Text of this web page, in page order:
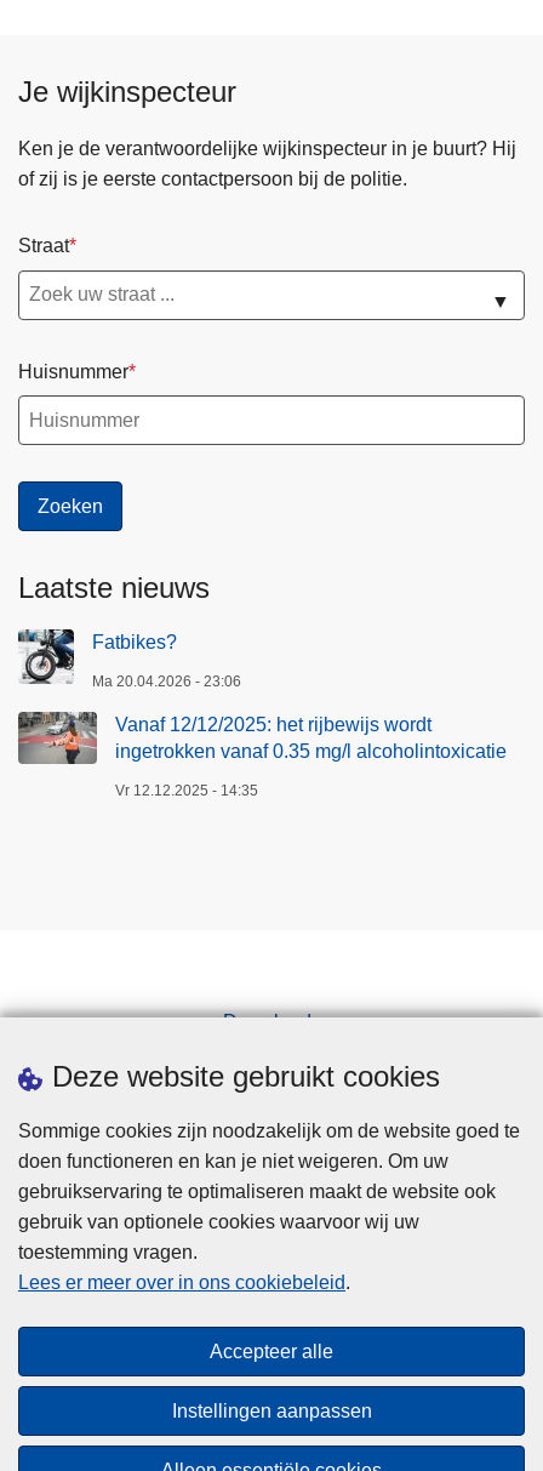
Deze website gebruikt cookies
Sommige cookies zijn noodzakelijk om de website goed te
doen functioneren en kan je niet weigeren. Om uw
gebruikservaring te optimaliseren maakt de website ook
gebruik van optionele cookies waarvoor wij uw
toestemming vragen.
Lees er meer over in ons cookiebeleid.
Accepteer alle
Instellingen aanpassen
Je wijkinspecteur
Ken je de verantwoordelijke wijkinspecteur in je buurt? Hij
of zij is je eerste contactpersoon bij de politie.
Straat
▼
Huisnummer
Laatste nieuws
Fatbikes?
Ma 20.04.2026 - 23:06
Vanaf 12/12/2025: het rijbewijs wordt
ingetrokken vanaf 0.35 mg/l alcoholintoxicatie
Vr 12.12.2025 - 14:35
Downloads
Pers
Privacy
Toegankelijkheid
© 2026 Politie.be